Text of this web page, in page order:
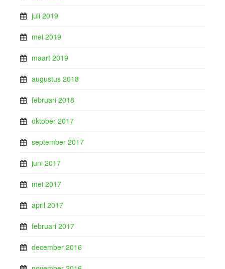
juli 2019
mei 2019
maart 2019
augustus 2018
februari 2018
oktober 2017
september 2017
juni 2017
mei 2017
april 2017
februari 2017
december 2016